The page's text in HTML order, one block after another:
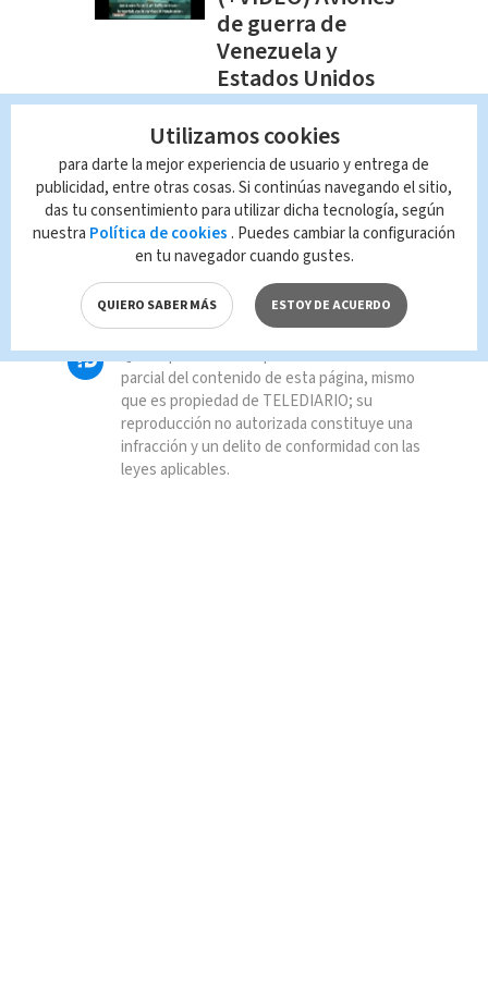
de guerra de
Venezuela y
Estados Unidos
tuvieron encuentro
aéreo
Internacional Javier Mota
TAGS RELACIONADOS:
Internacional
Queda prohibida la reproducción total o
parcial del contenido de esta página, mismo
que es propiedad de TELEDIARIO; su
reproducción no autorizada constituye una
infracción y un delito de conformidad con las
leyes aplicables.
Utilizamos cookies
para darte la mejor experiencia de usuario y entrega de
publicidad, entre otras cosas. Si continúas navegando el sitio,
das tu consentimiento para utilizar dicha tecnología, según
nuestra Política de cookies . Puedes cambiar la configuración
en tu navegador cuando gustes.
QUIERO SABER MÁS ESTOY DE ACUERDO